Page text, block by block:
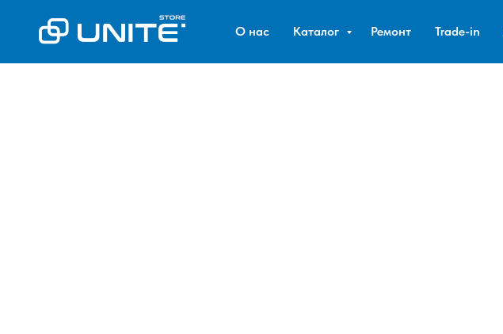
О нас Каталог Ремонт Trade-in